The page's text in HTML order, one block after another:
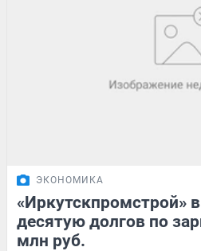
ЭКОНОМИКА
«Иркутскпромстрой»
десятую долгов по
млн руб.